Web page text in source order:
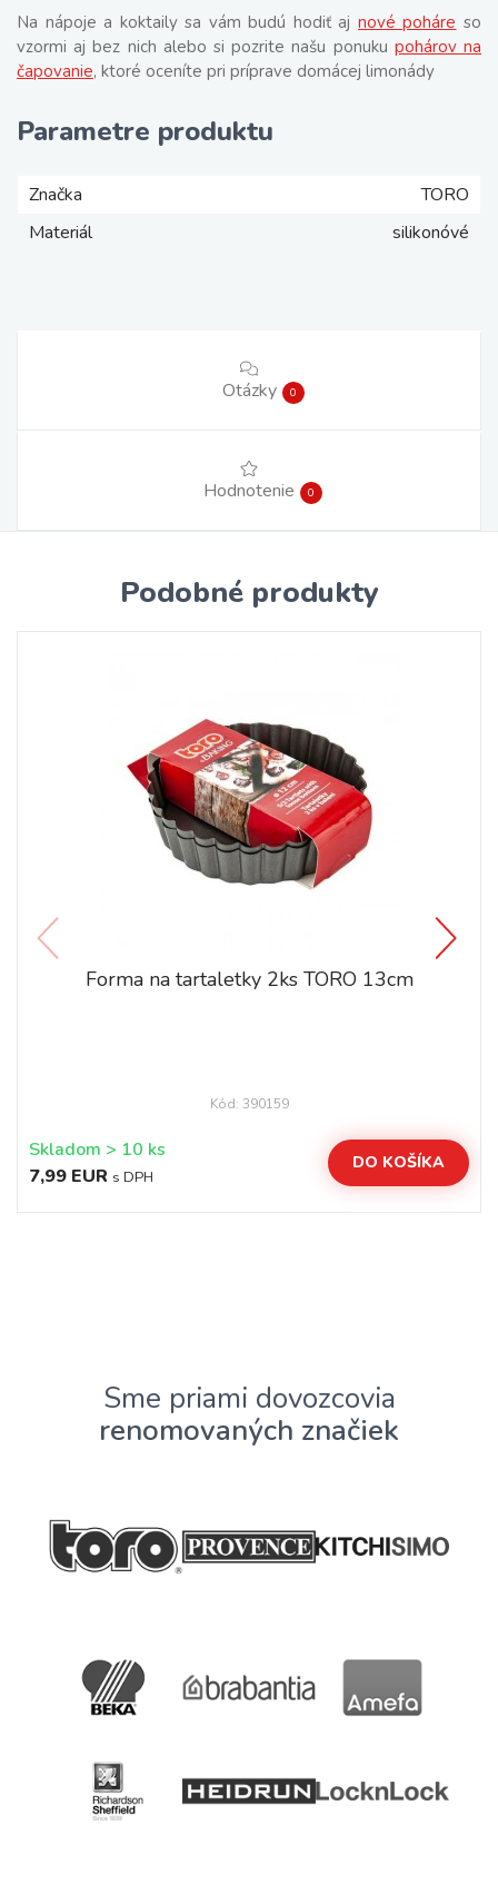
Na nápoje a koktaily sa vám budú hodiť aj nové poháre so
vzormi aj bez nich alebo si pozrite našu ponuku pohárov na
čapovanie, ktoré oceníte pri príprave domácej limonády
Parametre produktu
Značka
TORO
Materiál
silikonóvé
Otázky 0
Hodnotenie 0
Podobné produkty
Forma na tartaletky 2ks TORO 13cm
Kód: 390159
Skladom > 10 ks
7,99 EUR s DPH
DO KOŠÍKA
Sme priami dovozcovia
renomovaných značiek